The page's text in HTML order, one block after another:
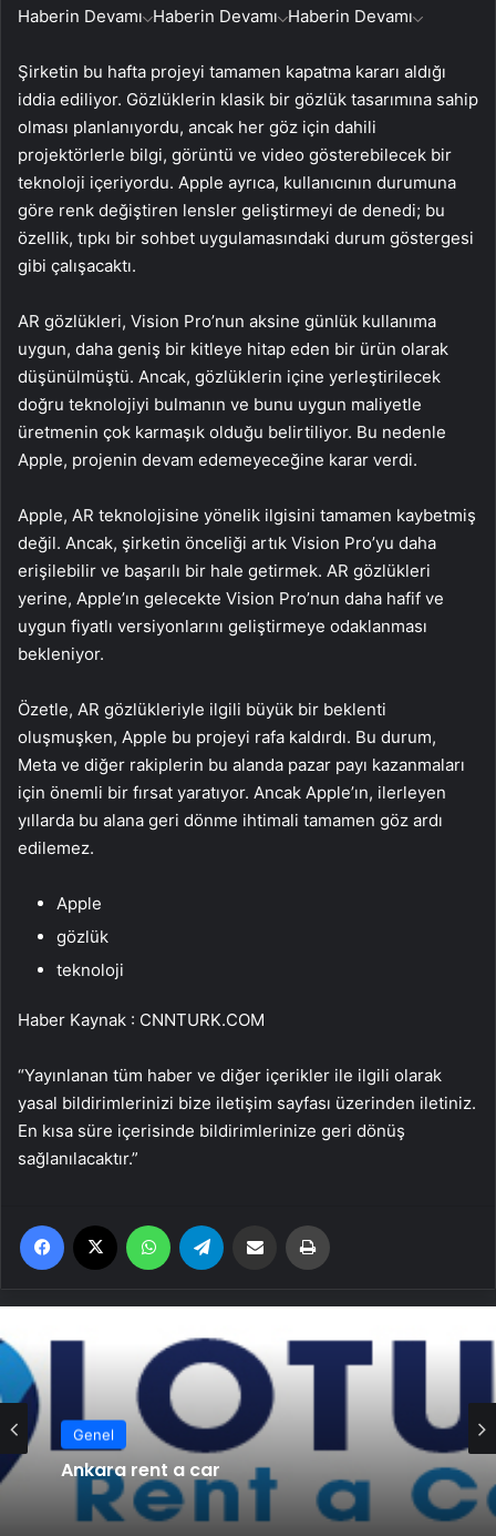
Haberin Devamı Haberin Devamı Haberin Devamı
Şirketin bu hafta projeyi tamamen kapatma kararı aldığı
iddia ediliyor. Gözlüklerin klasik bir gözlük tasarımına sahip
olması planlanıyordu, ancak her göz için dahili
projektörlerle bilgi, görüntü ve video gösterebilecek bir
teknoloji içeriyordu. Apple ayrıca, kullanıcının durumuna
göre renk değiştiren lensler geliştirmeyi de denedi; bu
özellik, tıpkı bir sohbet uygulamasındaki durum göstergesi
gibi çalışacaktı.
AR gözlükleri, Vision Pro’nun aksine günlük kullanıma
uygun, daha geniş bir kitleye hitap eden bir ürün olarak
düşünülmüştü. Ancak, gözlüklerin içine yerleştirilecek
doğru teknolojiyi bulmanın ve bunu uygun maliyetle
üretmenin çok karmaşık olduğu belirtiliyor. Bu nedenle
Apple, projenin devam edemeyeceğine karar verdi.
Apple, AR teknolojisine yönelik ilgisini tamamen kaybetmiş
değil. Ancak, şirketin önceliği artık Vision Pro’yu daha
erişilebilir ve başarılı bir hale getirmek. AR gözlükleri
yerine, Apple’ın gelecekte Vision Pro’nun daha hafif ve
uygun fiyatlı versiyonlarını geliştirmeye odaklanması
bekleniyor.
Özetle, AR gözlükleriyle ilgili büyük bir beklenti
oluşmuşken, Apple bu projeyi rafa kaldırdı. Bu durum,
Meta ve diğer rakiplerin bu alanda pazar payı kazanmaları
için önemli bir fırsat yaratıyor. Ancak Apple’ın, ilerleyen
yıllarda bu alana geri dönme ihtimali tamamen göz ardı
edilemez.
Apple
gözlük
teknoloji
Haber Kaynak : CNNTURK.COM
“Yayınlanan tüm haber ve diğer içerikler ile ilgili olarak
yasal bildirimlerinizi bize iletişim sayfası üzerinden iletiniz.
En kısa süre içerisinde bildirimlerinize geri dönüş
sağlanılacaktır.”
Facebook WhatsApp Email'den paylaş
Genel
Ankara rent a car